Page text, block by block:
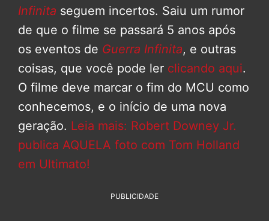
Infinita seguem incertos. Saiu um rumor
de que o filme se passará 5 anos após
os eventos de Guerra Infinita, e outras
coisas, que você pode ler clicando aqui.
O filme deve marcar o fim do MCU como
conhecemos, e o início de uma nova
geração. Leia mais: Robert Downey Jr.
publica AQUELA foto com Tom Holland
em Ultimato!
PUBLICIDADE